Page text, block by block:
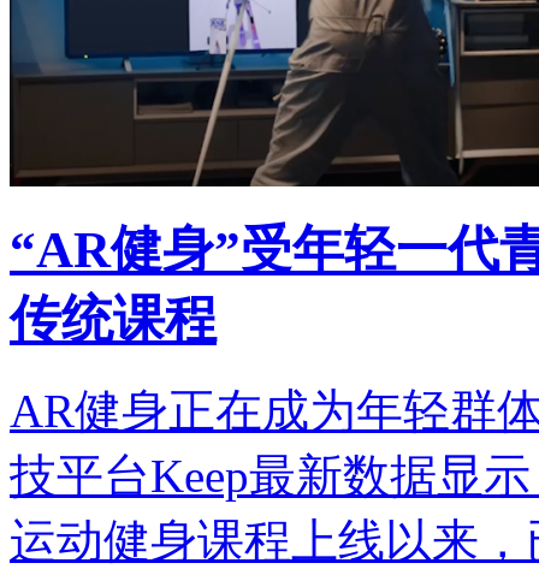
“AR健身”受年轻一代
传统课程
AR健身正在成为年轻群
技平台Keep最新数据显
运动健身课程上线以来